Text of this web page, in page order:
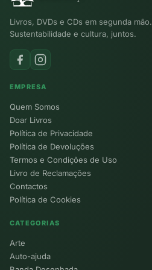
Livros, DVDs e CDs em segunda mão.
Sustentabilidade e cultura, juntos.
EMPRESA
Quem Somos
Doar Livros
Política de Privacidade
Política de Devoluções
Termos e Condições de Uso
Livro de Reclamações
Contactos
Política de Cookies
CATEGORIAS
Arte
Auto-ajuda